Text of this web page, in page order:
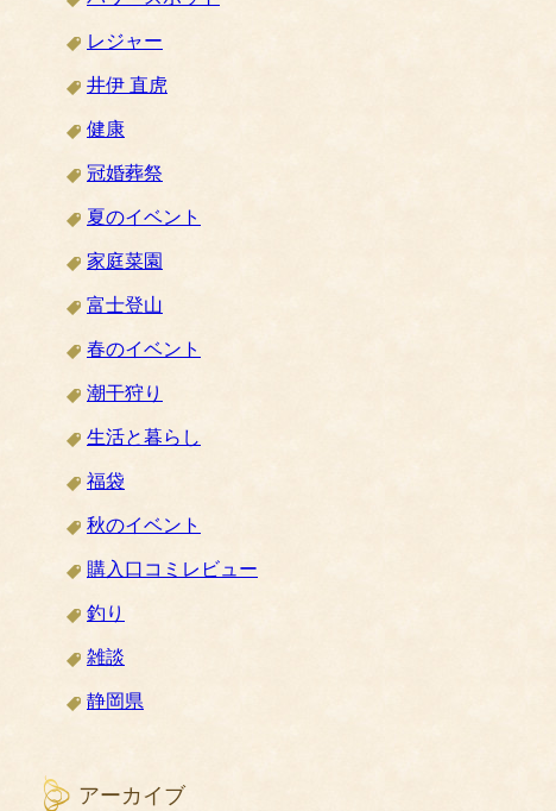
レジャー
井伊 直虎
健康
冠婚葬祭
夏のイベント
家庭菜園
富士登山
春のイベント
潮干狩り
生活と暮らし
福袋
秋のイベント
購入口コミレビュー
釣り
雑談
静岡県
アーカイブ